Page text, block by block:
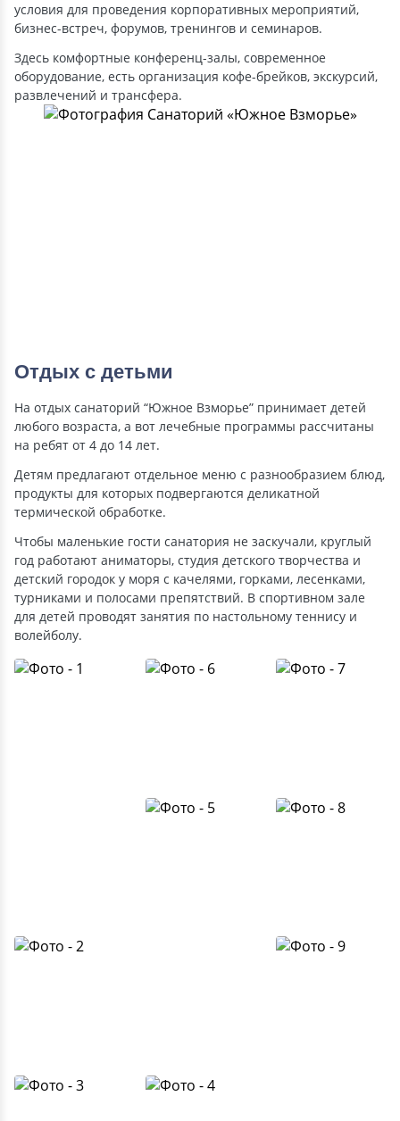
условия для проведения корпоративных мероприятий,
бизнес-встреч, форумов, тренингов и семинаров.
Здесь комфортные конференц-залы, современное
оборудование, есть организация кофе-брейков, экскурсий,
развлечений и трансфера.
Отдых с детьми
На отдых санаторий “Южное Взморье” принимает детей
любого возраста, а вот лечебные программы рассчитаны
на ребят от 4 до 14 лет.
Детям предлагают отдельное меню с разнообразием блюд,
продукты для которых подвергаются деликатной
термической обработке.
Чтобы маленькие гости санатория не заскучали, круглый
год работают аниматоры, студия детского творчества и
детский городок у моря с качелями, горками, лесенками,
турниками и полосами препятствий. В спортивном зале
для детей проводят занятия по настольному теннису и
волейболу.